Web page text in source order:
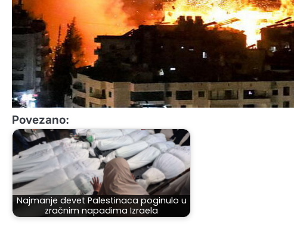
Povezano:
Najmanje devet Palestinaca poginulo u
zračnim napadima Izraela